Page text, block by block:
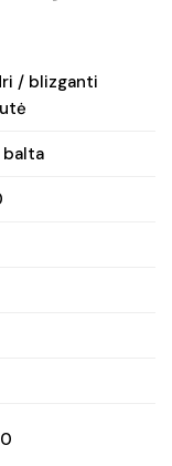
/ blizganti